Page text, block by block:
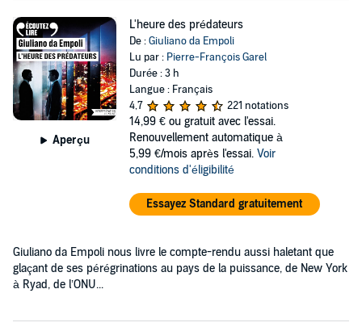
Aperçu
L'heure des prédateurs
De :Giuliano da Empoli
Lu par : Pierre-François Garel
Durée : 3 h
Langue : Français
4,7
221 notations
14,99 € ou gratuit avec l'essai.
Renouvellement automatique à
5,99 €/mois après l'essai. Voir
conditions d'éligibilité
Essayez Standard gratuitement
Giuliano da Empoli nous livre le compte-rendu aussi haletant que
glaçant de ses pérégrinations au pays de la puissance, de New York
à Ryad, de l’ONU...